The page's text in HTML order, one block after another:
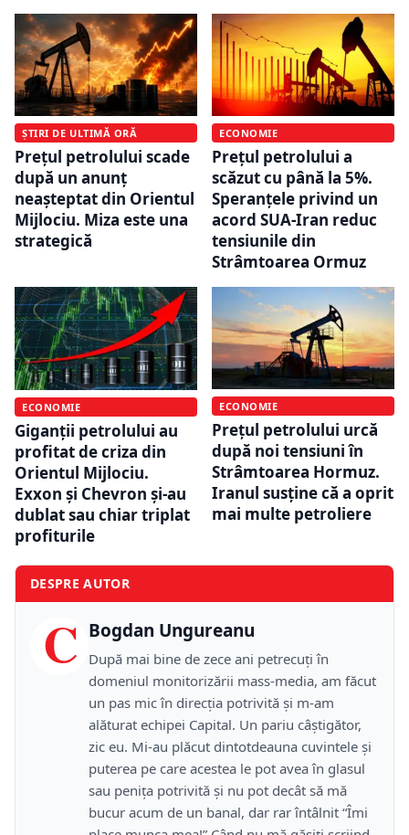
ȘTIRI DE ULTIMĂ ORĂ
Prețul petrolului scade
după un anunț
neașteptat din Orientul
Mijlociu. Miza este una
strategică
ECONOMIE
Prețul petrolului a
scăzut cu până la 5%.
Speranțele privind un
acord SUA-Iran reduc
tensiunile din
Strâmtoarea Ormuz
ECONOMIE
Giganții petrolului au
profitat de criza din
Orientul Mijlociu.
Exxon și Chevron și-au
dublat sau chiar triplat
profiturile
ECONOMIE
Prețul petrolului urcă
după noi tensiuni în
Strâmtoarea Hormuz.
Iranul susține că a oprit
mai multe petroliere
DESPRE AUTOR
C Bogdan Ungureanu
După mai bine de zece ani petrecuţi în
domeniul monitorizării mass-media, am făcut
un pas mic în direcţia potrivită şi m-am
alăturat echipei Capital. Un pariu câştigător,
zic eu. Mi-au plăcut dintotdeauna cuvintele şi
puterea pe care acestea le pot avea în glasul
sau peniţa potrivită şi nu pot decât să mă
bucur acum de un banal, dar rar întâlnit “Îmi